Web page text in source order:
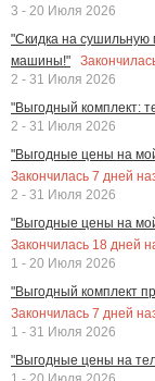
3 - 20 Июля 2026
"Скидка на сушильную
машины!"
2 - 31 Июля 2026
"Выгодный комплект:
2 - 31 Июля 2026
"Выгодные цены на
Закончилась 7 дней
2 - 31 Июля 2026
"Выгодные цены на
Закончилась 18 дней
1 - 20 Июля 2026
"Выгодный комплект
Закончилась 7 дней
1 - 31 Июля 2026
"Выгодные цены на